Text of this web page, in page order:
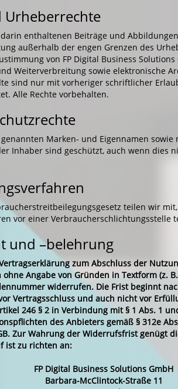
enthaltenen Beiträge und
außerhalb der engen Grenzen des
von FP Digital Business
Weiterverbreitung sowie elektronische
sind nur mit vorheriger schriftlicher
Alle Rechte vorbehalten.
Marken- und Eigennamen
Inhaber sind geschützt, auch wenn dies
teilen wir
vor einer Verbraucherschlichtungsstelle
und –belehrung
zum Abschluss der
Angabe von Gründen in Textform (z.
widerrufen. Die Frist beginnt
Vertragsschluss und auch nicht vor
246 § 2 in Verbindung mit § 1 Abs. 1
des Anbieters gemäß § 312e
Zur Wahrung der Widerrufsfrist genügt
ist zu richten an:
FP Digital Business Solutions GmbH
Barbara-McClintock-Straße 11